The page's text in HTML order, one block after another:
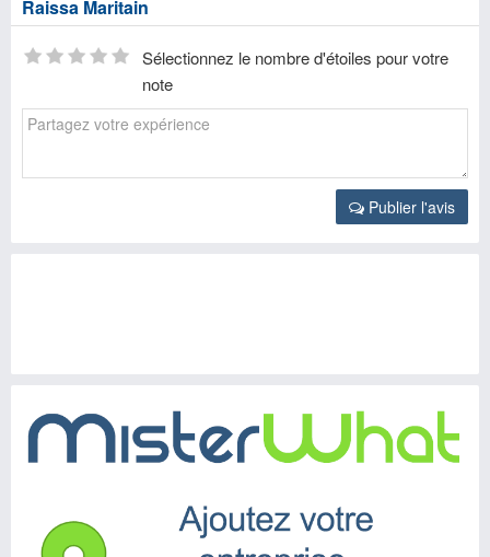
Raissa Maritain
Sélectionnez le nombre d'étoiles pour votre
note
Publier l'avis